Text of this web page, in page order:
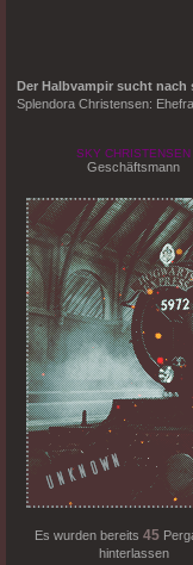
Der Halbvampir sucht nach
Splendora Christensen:
SKY CHRISTENSEN
Geschäftsmann
Es wurden bereits 45
hinterlassen